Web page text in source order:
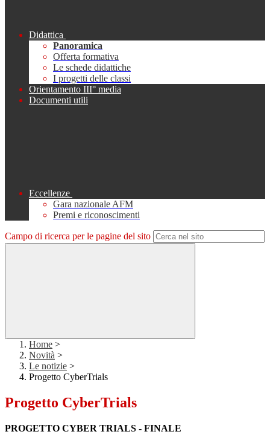
Didattica
Panoramica
Offerta formativa
Le schede didattiche
I progetti delle classi
Orientamento III° media
Documenti utili
Eccellenze
Gara nazionale AFM
Premi e riconoscimenti
Campo di ricerca per le pagine del sito
Home >
Novità >
Le notizie >
Progetto CyberTrials
Progetto CyberTrials
PROGETTO CYBER TRIALS - FINALE